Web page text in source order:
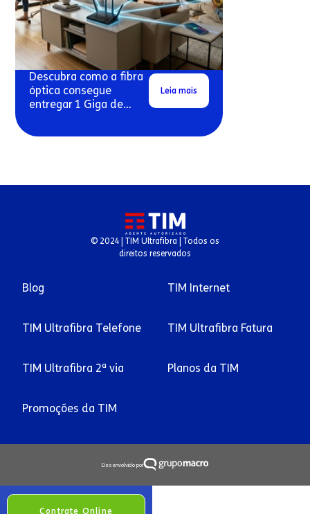
Descubra como a fibra
óptica consegue
entregar 1 Giga de
conexões residenciais.
Leia mais
© 2024 | TIM Ultrafibra | Todos os
direitos reservados
Blog TIM Internet
TIM Ultrafibra Telefone TIM Ultrafibra Fatura
TIM Ultrafibra 2ª via Planos da TIM
Promoções da TIM
Desenvolvido por
Contrate Online